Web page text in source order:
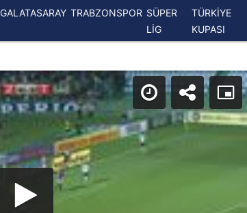
GALATASARAY TRABZONSPOR SÜPER
LİG
TÜRKİYE
KUPASI